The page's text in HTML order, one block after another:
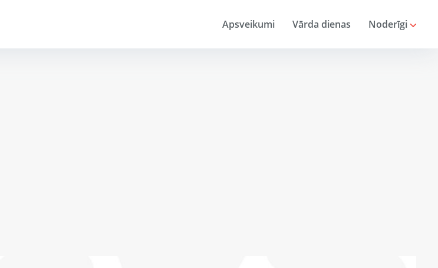
Apsveikumi Vārda dienas Noderīgi